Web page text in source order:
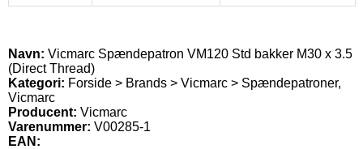
Navn: Vicmarc Spændepatron VM120 Std bakker M30 x 3.5
(Direct Thread)
Kategori: Forside > Brands > Vicmarc > Spændepatroner,
Vicmarc
Producent: Vicmarc
Varenummer: V00285-1
EAN: